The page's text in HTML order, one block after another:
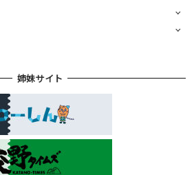
姉妹サイト